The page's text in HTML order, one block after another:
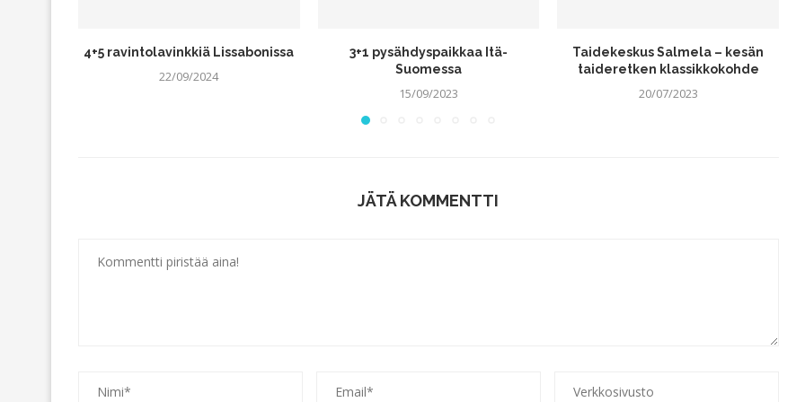
4+5 ravintolavinkkiä Lissabonissa
22/09/2024
3+1 pysähdyspaikkaa Itä-
Suomessa
15/09/2023
Taidekeskus Salmela – kesän
taideretken klassikkokohde
20/07/2023
JÄTÄ KOMMENTTI